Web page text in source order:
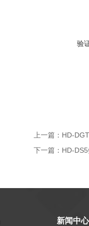
验
上一篇： HD-
下一篇： HD-
新闻中心